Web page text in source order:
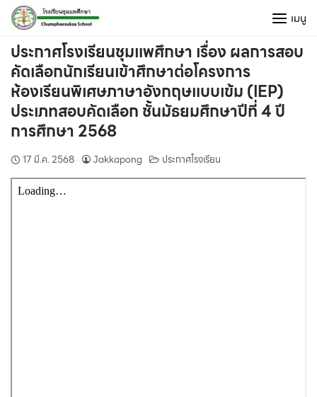
Skip
content
เมนู
ประกาศโรงเรียนชุมแพศึกษา เรื่อง ผลการสอบ
คัดเลือกนักเรียนเข้าศึกษาต่อโครงการ
ห้องเรียนพิเศษภาษาอังกฤษแบบเข้ม (IEP)
ประเภทสอบคัดเลือก ชั้นมัธยมศึกษาปีที่ 4 ปี
การศึกษา 2568
17 มี.ค. 2568 Jakkapong ประกาศโรงเรียน